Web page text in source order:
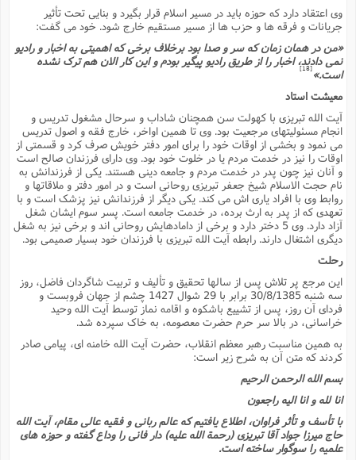
وى اعتقاد دارد که حوزه باید در مسیر اسلام قرار بگیرد و بنایى تحت تأثیر
جریانات و فرقه ها و حزب ها از مسیر مستقیم خارج شود. خود مى گفت:
«من در همان زمان که سر و صدا بود برخلاف برخى که اهمیتى به اخبار و رادیو
نمى دادند، اخبار را از طریق رادیو پیگیر بودم و این کار الان هم ترک نشده
است.»
معیشت استاد
آیت الله تبریزى با کهولت سن همچنان شاداب و سرحال مشغول تدریس و
انجام مسئولیتهاى مرجعیت بود. وى تا همین اواخر، خارج فقه و اصول تدریس
مى نمود و بخشى از اوقات خود را براى امور دفتر خویش صرف کرد و قسمتى از
اوقات را نیز در خدمت مردم یا در خلوت خود بود. وى داراى فرزندان صالح است
و آنان نیز چون پدر در خدمت مردم و جامعه دینى هستند. یکى از فرزندانش به
نام حجت الاسلام شیخ جعفر تبریزى روحانى است و در امور دفتر و ملاقاتها و
روابط وى با افراد یارى اش مى کند. یکى دیگر از فرزندانش نیز پزشک است و با
تعهدى که از پدر به ارث برده، در خدمت جامعه است. پسر سوم ایشان شغل
آزاد دارد. وى 5 دختر دارد و برخى از دامادهایش روحانى اند و برخى نیز به شغل
دیگرى اشتغال دارند. رابطه آیت الله تبریزى با فرزندان خود بسیار صمیمى بود.
رحلت
این مرجع پر تلاش پس از سالها تحقیق و تألیف و تربیت شاگردان فاضل، روز
سه شنبه 30/8/1385 برابر با 29 شوال 1427 چشم از جهان فروبست و
فرداى آن روز، پس از تشییع باشکوه و اقامه نماز توسط آیت الله وحید
خراسانى، در بالا سر حرم حضرت معصومه، به خاک سپرده شد.
به همین مناسبت رهبر معظم انقلاب، حضرت آیت الله خامنه اى، پیامى صادر
کردند که متن آن به شرح زیر است:
بسم الله الرحمن الرحیم
انا لله و انا الیه راجعون
با تأسف و تأثر فراوان، اطلاع یافتیم که عالم ربانى و فقیه عالى مقام، آیت الله
حاج میرزا جواد آقا تبریزى (رحمة الله علیه) دار فانى را وداع گفته و حوزه هاى
علمیه را سوگوار ساخته است.